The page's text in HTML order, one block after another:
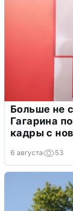
Больше не
Гагарина
кадры с
6 августа 53